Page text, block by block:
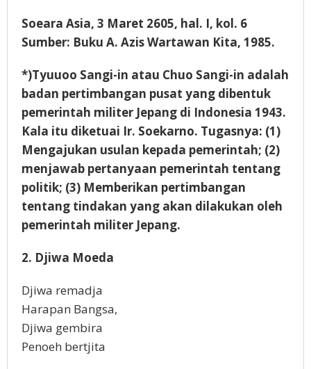
Soeara Asia, 3 Maret 2605, hal. I, kol. 6
Sumber: Buku A. Azis Wartawan Kita, 1985.
*)Tyuuoo Sangi-in atau Chuo Sangi-in adalah
badan pertimbangan pusat yang dibentuk
pemerintah militer Jepang di Indonesia 1943.
Kala itu diketuai Ir. Soekarno. Tugasnya: (1)
Mengajukan usulan kepada pemerintah; (2)
menjawab pertanyaan pemerintah tentang
politik; (3) Memberikan pertimbangan
tentang tindakan yang akan dilakukan oleh
pemerintah militer Jepang.
2. Djiwa Moeda
Djiwa remadja
Harapan Bangsa,
Djiwa gembira
Penoeh bertjita